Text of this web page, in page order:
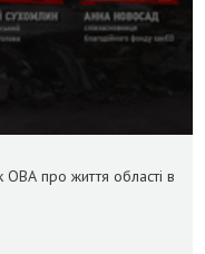
про життя області в